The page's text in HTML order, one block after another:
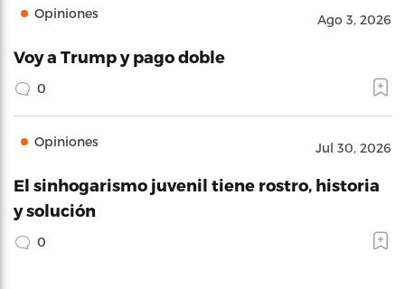
Opiniones Ago 3, 2026
Voy a Trump y pago doble
0
Opiniones Jul 30, 2026
El sinhogarismo juvenil tiene rostro, historia
y solución
0